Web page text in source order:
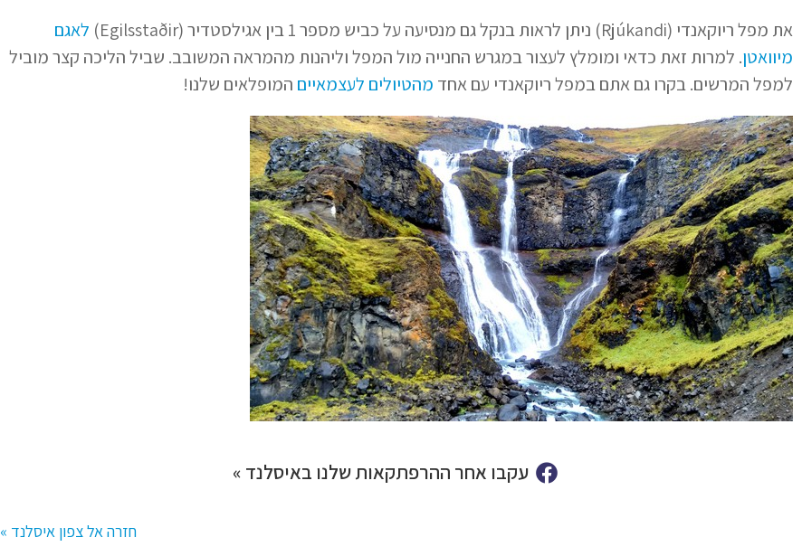
את מפל ריוקאנדי (Rjúkandi) ניתן לראות בנקל גם מנסיעה על כביש מספר 1 בין אגילסטדיר (Egilsstaðir)
לאגם
מיוואטן. למרות זאת כדאי ומומלץ לעצור במגרש החנייה מול המפל וליהנות מהמראה המשובב. שביל הליכה קצר מוביל
למפל המרשים. בקרו גם אתם במפל ריוקאנדי עם אחד מהטיולים לעצמאיים המופלאים שלנו!
עקבו אחר ההרפתקאות שלנו באיסלנד »
חזרה אל צפון איסלנד »